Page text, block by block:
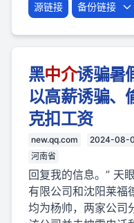
源链接 备份链接
黑中介诱骗暑
以高薪诱骗、
克扣工资
new.qq.com 2024-08-
河南省
回复我的信息。” 天
有限公司和沈阳莱福
均为杨帅，两家公司